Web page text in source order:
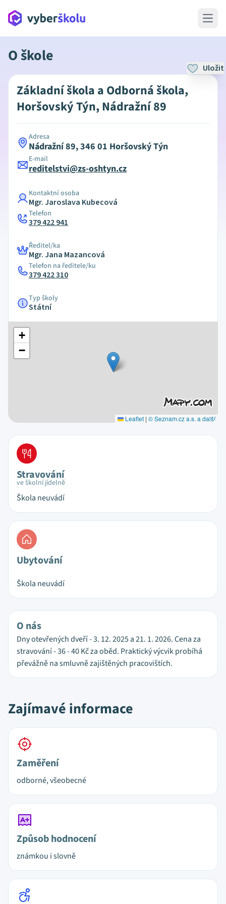
Open
O škole
Uložit
Základní škola a Odborná škola,
Horšovský Týn, Nádražní 89
Adresa
Nádražní 89, 346 01 Horšovský Týn
E-mail
reditelstvi@zs-oshtyn.cz
Kontaktní osoba
Mgr. Jaroslava Kubecová
Telefon
379 422 941
Ředitel/ka
Mgr. Jana Mazancová
Telefon na ředitele/ku
379 422 310
Typ školy
Státní
+
−
Leaflet | © Seznam.cz a.s. a další
Stravování
ve školní jídelně
Škola neuvádí
Ubytování
Škola neuvádí
O nás
Dny otevřených dveří - 3. 12. 2025 a 21. 1. 2026. Cena za
stravování - 36 - 40 Kč za oběd. Praktický výcvik probíhá
převážně na smluvně zajištěných pracovištích.
Zajímavé informace
Zaměření
odborné, všeobecné
Způsob hodnocení
známkou i slovně